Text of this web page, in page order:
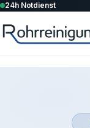
24h Notdienst